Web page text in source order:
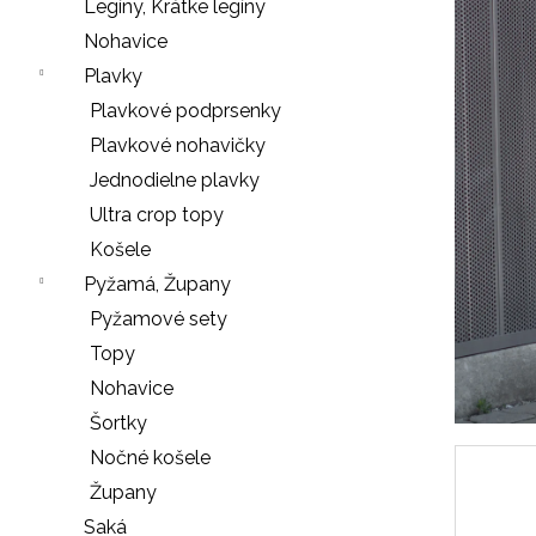
Legíny, Krátke legíny
Nohavice
Plavky
Plavkové podprsenky
Plavkové nohavičky
Jednodielne plavky
Ultra crop topy
Košele
Pyžamá, Župany
Pyžamové sety
Topy
Nohavice
Šortky
Nočné košele
Župany
Saká
á
HĽADAŤ